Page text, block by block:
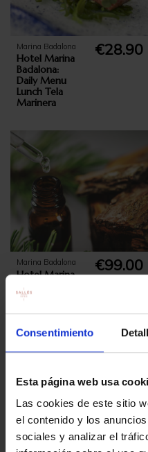
Consentimiento
Esta página web usa
Las cookies de este sitio
el contenido y los
sociales y analizar el
Marina Badalona
Hotel Marina
Badalona:
Daily Menu
Lunch Tela
Marinera
€28.90
Marina Badalona
Hotel Marina
Badalona:
Spa+Massage
€99.00